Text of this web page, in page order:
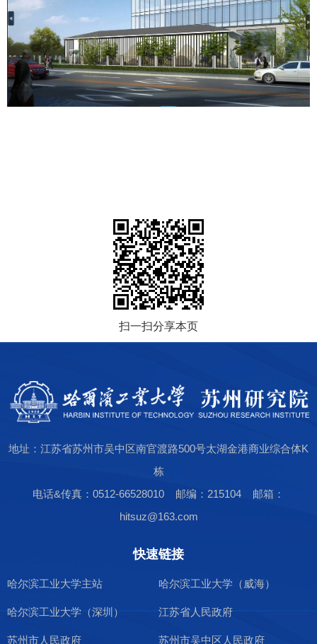
扫一扫分享本页
地址：江苏省苏州市吴中区南官渡路500号太湖金港商业综合体K
栋
电话&传真：0512-66528010 邮编：215104 邮箱：
hitsuz@163.com
快速链接
哈尔滨工业大学主站 哈尔滨工业大学（威海）
哈尔滨工业大学（深圳） 江苏省人民政府
苏州市人民政府 苏州市吴中区人民政府